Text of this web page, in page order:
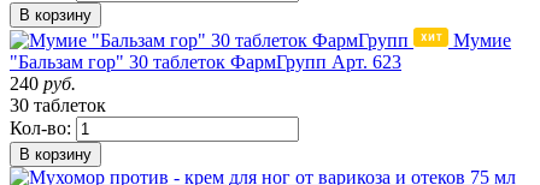
В корзину
Мумие
"Бальзам гор" 30 таблеток ФармГрупп Арт. 623
240 руб.
30 таблеток
Кол-во:
В корзину